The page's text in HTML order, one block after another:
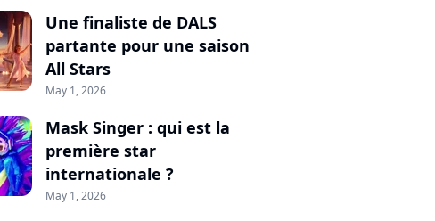
Une finaliste de DALS
partante pour une saison
All Stars
May 1, 2026
Mask Singer : qui est la
première star
internationale ?
May 1, 2026